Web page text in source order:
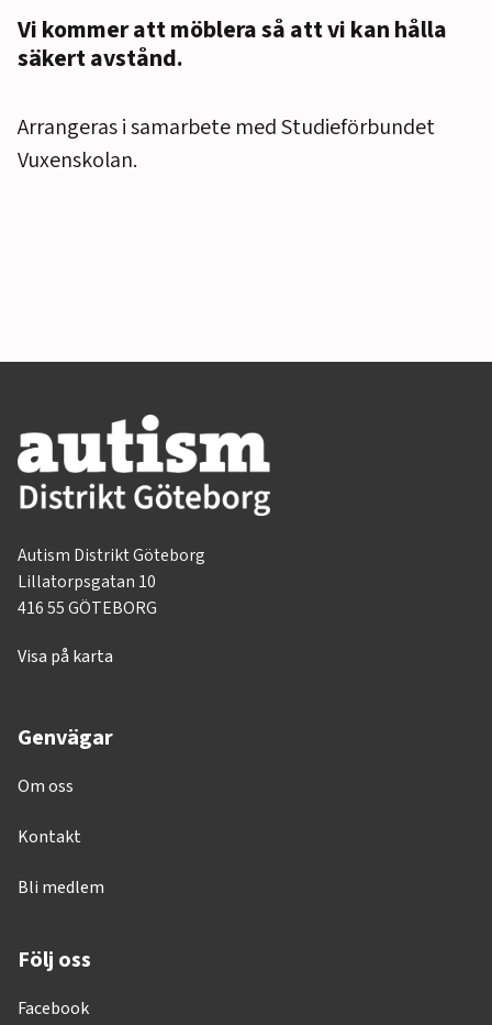
Vi kommer att möblera så att vi kan hålla
säkert avstånd.
Arrangeras i samarbete med Studieförbundet
Vuxenskolan.
Autism Distrikt Göteborg
Lillatorpsgatan 10
416 55 GÖTEBORG
Visa på karta
Genvägar
Om oss
Kontakt
Bli medlem
Följ oss
Facebook